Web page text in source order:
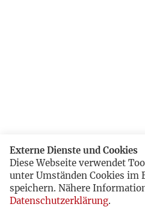
Externe Dienste und Cookies
Diese Webseite verwendet
unter Umständen Cookies im
speichern. Nähere
Datenschutzerklärung.